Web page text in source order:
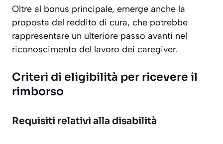
Oltre al bonus principale, emerge anche la
proposta del reddito di cura, che potrebbe
rappresentare un ulteriore passo avanti nel
riconoscimento del lavoro dei caregiver.
Criteri di eligibilità per ricevere il
rimborso
Requisiti relativi alla disabilità